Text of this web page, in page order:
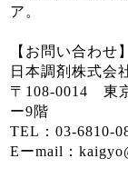
ア。
【お問い合わせ】
日本調剤株式
〒108-0014 東
ー9階
TEL：03-6810-
Eーmail：